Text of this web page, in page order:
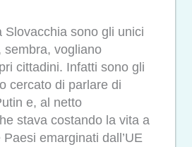
Slovacchia sono gli unici
sembra, vogliano
cittadini. Infatti sono gli
cercato di parlare di
e, al netto
stava costando la vita a
emarginati dall’UE